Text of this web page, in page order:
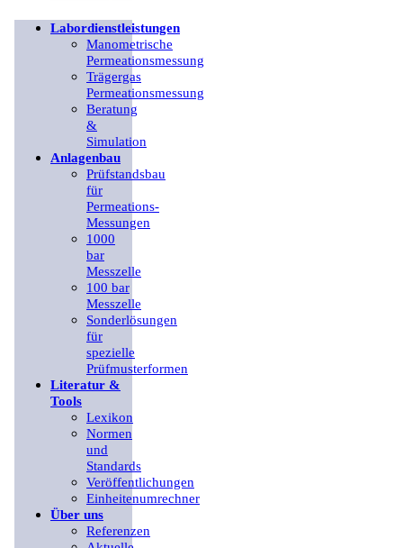
Labordienstleistungen
Manometrische
Permeationsmessung
Trägergas
Permeationsmessung
Beratung
&
Simulation
Anlagenbau
Prüfstandsbau
für
Permeations-
Messungen
1000
bar
Messzelle
100 bar
Messzelle
Sonderlösungen
für
spezielle
Prüfmusterformen
Literatur &
Tools
Lexikon
Normen
und
Standards
Veröffentlichungen
Einheitenumrechner
Über uns
Referenzen